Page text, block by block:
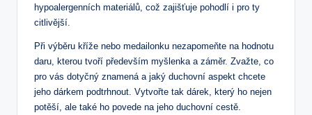
hypoalergenních materiálů, což zajišťuje pohodlí i pro ty
citlivější.
Při výběru kříže nebo medailonku nezapomeňte na hodnotu
daru, kterou tvoří především myšlenka a záměr. Zvažte, co
pro vás dotyčný znamená a jaký duchovní aspekt chcete
jeho dárkem podtrhnout. Vytvořte tak dárek, který ho nejen
potěší, ‌ale také⁤ ho povede na jeho duchovní cestě.